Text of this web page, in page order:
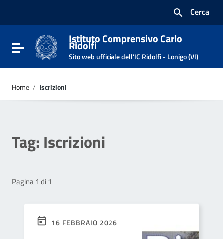
Vai al footer
Cerca
Attiva / disattiva la navigazione
Istituto Comprensivo Carlo
Ridolfi
Sito web ufficiale dell'IC Ridolfi - Lonigo (VI)
Home / Iscrizioni
Tag: Iscrizioni
Pagina 1 di 1
16 FEBBRAIO 2026